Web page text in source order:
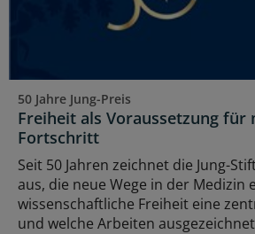
50 Jahre Jung-Preis
Freiheit als Voraussetzung für
Fortschritt
Seit 50 Jahren zeichnet die Jung-
aus, die neue Wege in der Medizin
wissenschaftliche Freiheit eine
und welche Arbeiten